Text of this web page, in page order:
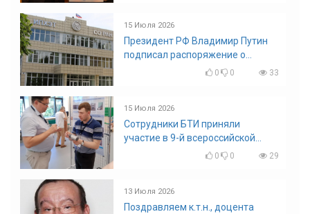
15 Июля 2026
Президент РФ Владимир Путин
подписал распоряжение о
поощрении граждан и трудовых
0 0 33
15 Июля 2026
Сотрудники БТИ приняли
участие в 9-й всероссийской
конференции по задачам со
0 0 29
13 Июля 2026
Поздравляем к.т.н., доцента